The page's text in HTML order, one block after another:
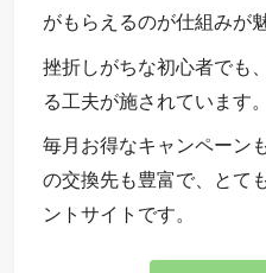
がもらえるのが仕組みが
挫折しがちな初心者でも
る工夫が施されています。
毎月お得なキャンペーン
の交換先も豊富で、とて
ントサイトです。